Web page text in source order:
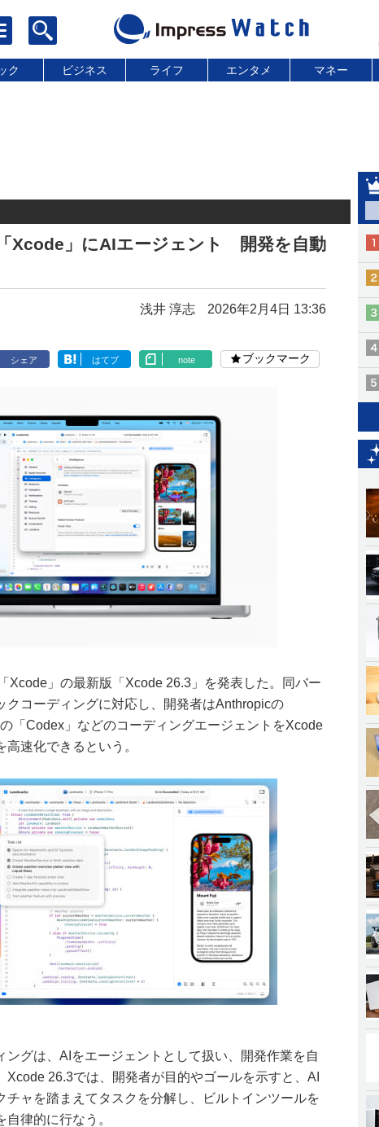
ク ビジネス ライフ エンタメ マネー
Xcode」にAIエージェント 開発を自動
浅井 淳志 2026年2月4日 13:36
シェア はてブ note ブックマーク
Xcode」の最新版「Xcode 26.3」を発表した。同バー
クコーディングに対応し、開発者はAnthropicの
「Codex」などのコーディングエージェントをXcode
速化できるという。
ングは、AIをエージェントとして扱い、開発作業を自
Xcode 26.3では、開発者が目的やゴールを示すと、AI
チャを踏まえてタスクを分解し、ビルトインツールを
律的に行なう。